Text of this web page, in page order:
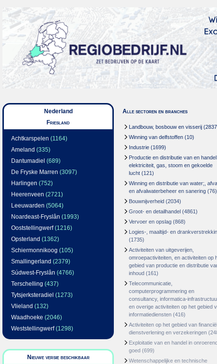
Nederland
Friesland
Achtkarspelen (1164)
Ameland (335)
Dantumadiel (689)
De Fryske Marren (3097)
Harlingen (752)
Heerenveen (2721)
Leeuwarden (5064)
Noardeast-Fryslân (1993)
Ooststellingwerf(1216)
Opsterland (1362)
Schiermonnikoog (105)
Smallingerland (2379)
Súdwest-Fryslân (4766)
Terschelling (437)
Tytsjerksteradiel (1273)
Vlieland (132)
Waadhoeke (2046)
Weststellingwerf(1298)
Nieuwe versie beschikbaar
Alle sectoren en branches
Landbouw, bosbouw en visserij
Winning van delfstoffen (10)
Industrie (1699)
Productie en distributie van en
elektriciteit, gas, stoom en gekoelde
lucht (121)
Winning en distributie van water;,
en afvalwaterbeheer en sanering (76)
Bouwnijverheid (2034)
Groot- en detailhandel (4861)
Vervoer en opslag (868)
Logies-, maaltijd- en
(1735)
Activiteiten van uitgeverijen,
omroepactiviteiten, en activiteiten op
gebied van productie en distributie
inhoud (161)
Telecommunicatie,
computerprogrammering en
consultancy, informatica-
en overige activiteiten op het gebied
informatiediensten (416)
Activiteiten op het gebied van
dienstverlening en verzekeringen
Exploitatie van en handel in
goed (699)
Wetenschappelijke en technische